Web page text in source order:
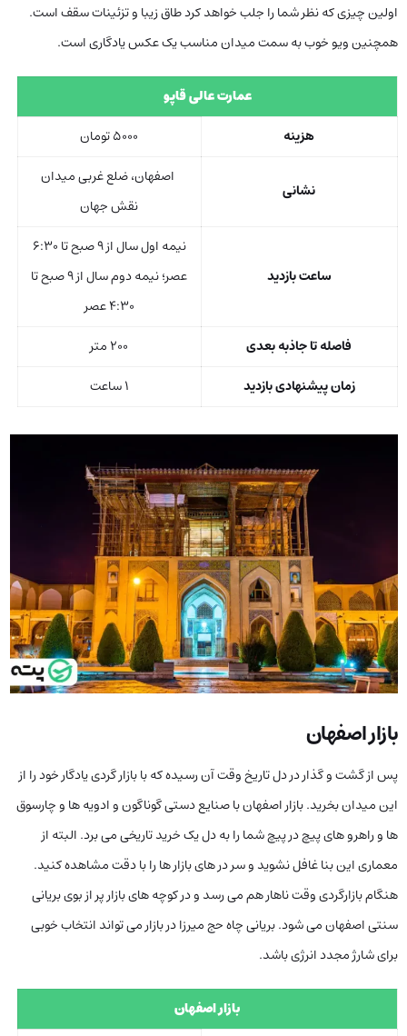
اولین چیزی که نظر شما را جلب خواهد کرد طاق زیبا و تزئینات سقف است.
همچنین ویو خوب به سمت میدان مناسب یک عکس یادگاری است.
عمارت عالی قاپو
هزینه
۵۰۰۰ تومان
نشانی
اصفهان، ضلع غربی میدان
نقش جهان
ساعت بازدید
نیمه اول سال از ۹ صبح تا ۶:۳۰
عصر؛ نیمه دوم سال از ۹ صبح تا
۴:۳۰ عصر
فاصله تا جاذبه بعدی
۲۰۰ متر
زمان پیشنهادی بازدید
۱ ساعت
بازار اصفهان
پس از گشت و گذار در دل تاریخ وقت آن رسیده که با بازار گردی یادگار خود را از
این میدان بخرید. بازار اصفهان با صنایع دستی گوناگون و ادویه ها و چارسوق
ها و راهرو های پیچ در پیچ شما را به دل یک خرید تاریخی می برد. البته از
معماری این بنا غافل نشوید و سر در های بازار ها را با دقت مشاهده کنید.
هنگام بازارگردی وقت ناهار هم می رسد و در کوچه های بازار پر از بوی بریانی
سنتی اصفهان می شود. بریانی چاه حج میرزا در بازار می تواند انتخاب خوبی
برای شارژ مجدد انرژی باشد.
بازار اصفهان